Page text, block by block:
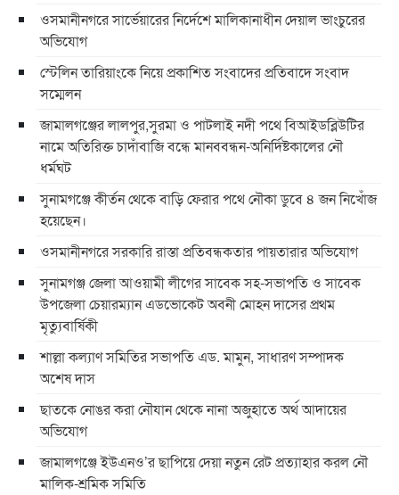
ওসমানীনগরে সার্ভেয়ারের নির্দেশে মালিকানাধীন দেয়াল ভাংচুরের
অভিযোগ
স্টেলিন তারিয়াংকে নিয়ে প্রকাশিত সংবাদের প্রতিবাদে সংবাদ
সম্মেলন
জামালগঞ্জের লালপুর,সুরমা ও পাটলাই নদী পথে বিআইডব্লিউটির
নামে অতিরিক্ত চাদাঁবাজি বন্ধে মানববন্ধন-অনির্দিষ্টকালের নৌ
ধর্মঘট
সুনামগঞ্জে কীর্তন থেকে বাড়ি ফেরার পথে নৌকা ডুবে ৪ জন নিখোঁজ
হয়েছেন।
ওসমানীনগরে সরকারি রাস্তা প্রতিবন্ধকতার পায়তারার অভিযোগ
সুনামগঞ্জ জেলা আওয়ামী লীগের সাবেক সহ-সভাপতি ও সাবেক
উপজেলা চেয়ারম্যান এডভোকেট অবনী মোহন দাসের প্রথম
মৃত্যুবার্ষিকী
শাল্লা কল্যাণ সমিতির সভাপতি এড. মামুন, সাধারণ সম্পাদক
অশেষ দাস
ছাতকে নোঙর করা নৌযান থেকে নানা অজুহাতে অর্থ আদায়ের
অভিযোগ
জামালগঞ্জে ইউএনও’র ছাপিয়ে দেয়া নতুন রেট প্রত্যাহার করল নৌ
মালিক-শ্রমিক সমিতি